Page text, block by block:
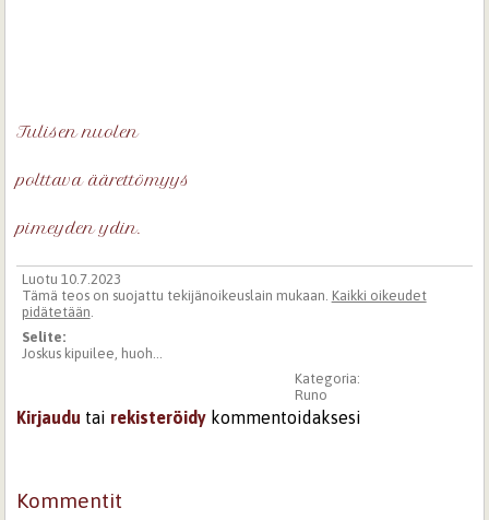
Tulisen nuolen
polttava äärettömyys
pimeyden ydin.
Luotu 10.7.2023
Tämä teos on suojattu tekijänoikeuslain mukaan. Kaikki oikeudet
pidätetään
Selite:
Joskus kipuilee, huoh...
Kategoria:
Runo
Kirjaudu tai rekisteröidy kommentoidaksesi
Kommentit